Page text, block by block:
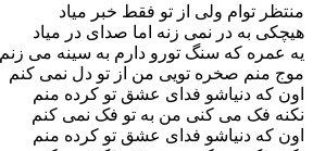
منتظر توام ولی از تو فقط خبر میاد
هیچکی به در نمی زنه اما صدای در میاد
یه عمره که سنگ تورو دارم به سینه می زنم
موج منم صخره تویی من از تو دل نمی کنم
اون که دنیاشو فدای عشق تو کرده منم
نکنه فک می کنی من به تو فک نمی کنم
اون که دنیاشو فدای عشق تو کرده منم